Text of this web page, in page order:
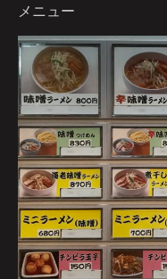
メニュー